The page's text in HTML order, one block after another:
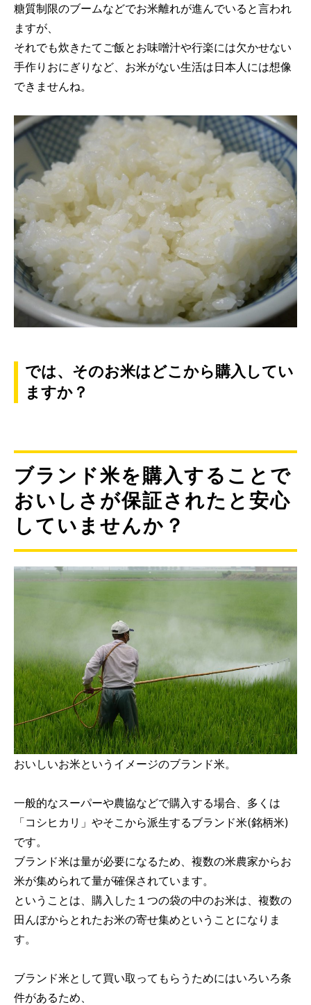
糖質制限のブームなどでお米離れが進んでいると言われ
ますが、
それでも炊きたてご飯とお味噌汁や行楽には欠かせない
手作りおにぎりなど、お米がない生活は日本人には想像
できませんね。
では、そのお米はどこから購入してい
ますか？
ブランド米を購入することで
おいしさが保証されたと安心
していませんか？
おいしいお米というイメージのブランド米。
一般的なスーパーや農協などで購入する場合、多くは
「コシヒカリ」やそこから派生するブランド米(銘柄米)
です。
ブランド米は量が必要になるため、複数の米農家からお
米が集められて量が確保されています。
ということは、購入した１つの袋の中のお米は、複数の
田んぼからとれたお米の寄せ集めということになりま
す。
ブランド米として買い取ってもらうためにはいろいろ条
件があるため、